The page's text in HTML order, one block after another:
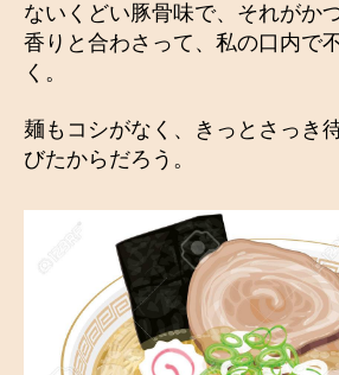
ないくどい豚骨味で、それがか
香りと合わさって、私の口内で
く。
麺もコシがなく、きっとさっき
びたからだろう。